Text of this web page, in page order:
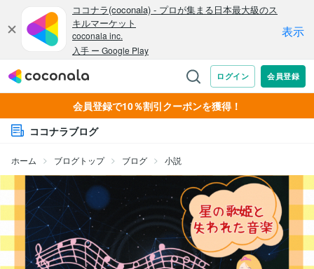
会員登録で10％割引クーポンを獲得！
ココナラブログ
ホーム ブログトップ ブログ 小説